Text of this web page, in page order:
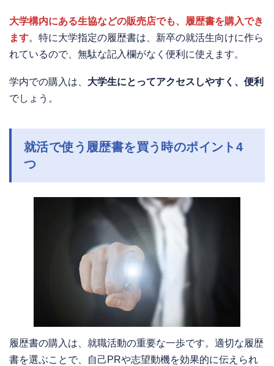
大学構内にある生協などの販売店でも、履歴書を購入でき
ます。特に大学指定の履歴書は、新卒の就活生向けに作ら
れているので、無駄な記入欄がなく便利に使えます。
学内での購入は、 大学生にとってアクセスしやすく、便利
でしょう。
就活で使う履歴書を買う時のポイント4
つ
履歴書の購入は、就職活動の重要な一歩です。適切な履歴
書を選ぶことで、自己PRや志望動機を効果的に伝えられ